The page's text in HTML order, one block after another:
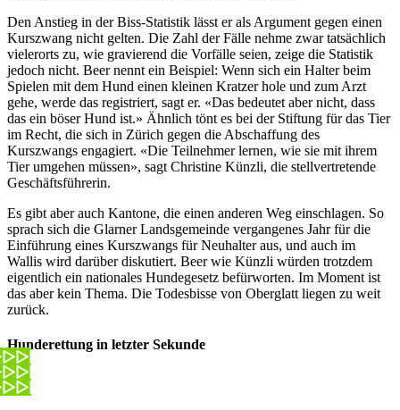
Den Anstieg in der Biss-Statistik lässt er als Argument gegen einen
Kurszwang nicht gelten. Die Zahl der Fälle nehme zwar tatsächlich
vielerorts zu, wie gravierend die Vorfälle seien, zeige die Statistik
jedoch nicht. Beer nennt ein Beispiel: Wenn sich ein Halter beim
Spielen mit dem Hund einen kleinen Kratzer hole und zum Arzt
gehe, werde das registriert, sagt er. «Das bedeutet aber nicht, dass
das ein böser Hund ist.» Ähnlich tönt es bei der Stiftung für das Tier
im Recht, die sich in Zürich gegen die Abschaffung des
Kurszwangs engagiert. «Die Teilnehmer lernen, wie sie mit ihrem
Tier umgehen müssen», sagt Christine Künzli, die stellvertretende
Geschäftsführerin.
Es gibt aber auch Kantone, die einen anderen Weg einschlagen. So
sprach sich die Glarner Landsgemeinde vergangenes Jahr für die
Einführung eines Kurszwangs für Neuhalter aus, und auch im
Wallis wird darüber diskutiert. Beer wie Künzli würden trotzdem
eigentlich ein nationales Hundegesetz befürworten. Im Moment ist
das aber kein Thema. Die Todesbisse von Oberglatt liegen zu weit
zurück.
Hunderettung in letzter Sekunde